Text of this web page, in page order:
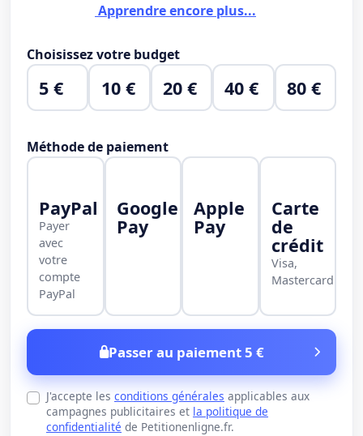
Apprendre encore plus...
Choisissez votre budget
5 € 10 € 20 € 40 € 80 €
Méthode de paiement
PayPal
Payer
avec
votre
compte
PayPal
Google
Pay
Apple
Pay
Carte
de
crédit
Visa,
Mastercard
Passer au paiement 5 €
J'accepte les conditions générales applicables aux
campagnes publicitaires et la politique de
confidentialité de Petitionenligne.fr.